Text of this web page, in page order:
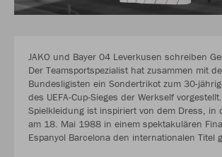
JAKO und Bayer 04 Leverkusen schreiben
Der Teamsportspezialist hat zusammen mit
Bundesligisten ein Sondertrikot zum 30-
des UEFA-Cup-Sieges der Werkself
Spielkleidung ist inspiriert von dem Dress, in
am 18. Mai 1988 in einem spektakulären
Espanyol Barcelona den internationalen Titel